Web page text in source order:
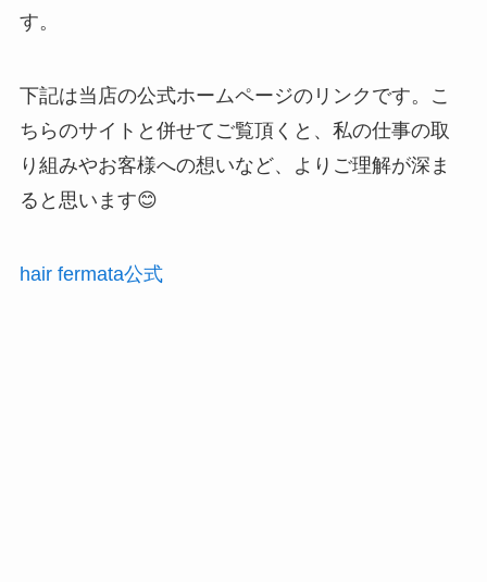
す。
下記は当店の公式ホームページのリンクです。こ
ちらのサイトと併せてご覧頂くと、私の仕事の取
り組みやお客様への想いなど、よりご理解が深ま
ると思います😊
hair fermata公式